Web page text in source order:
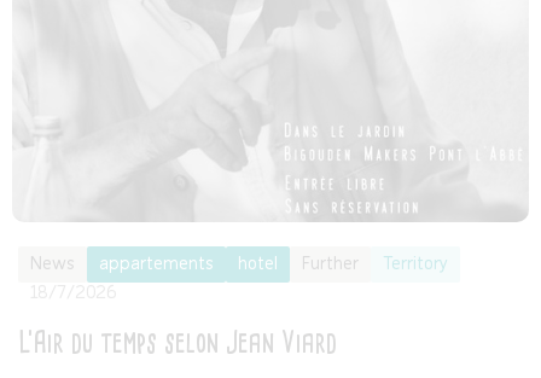
News appartements hotel Further
Territory
L'Air du temps selon Jean Viard